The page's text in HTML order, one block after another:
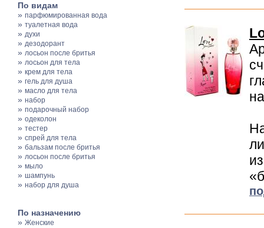
По видам
» парфюмированная вода
» туалетная вода
» духи
» дезодорант
» лосьон после бритья
» лосьон для тела
» крем для тела
» гель для душа
» масло для тела
» набор
» подарочный набор
» одеколон
» тестер
» спрей для тела
» бальзам после бритья
» лосьон после бритья
» мыло
» шампунь
» набор для душа
По назначению
» Женские